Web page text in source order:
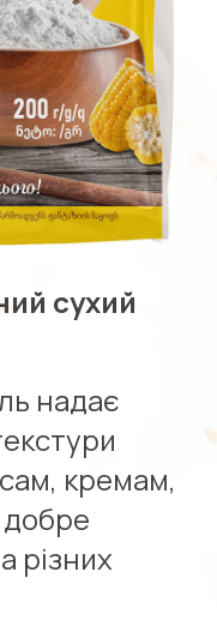
сухий
надає
кремам,
різних